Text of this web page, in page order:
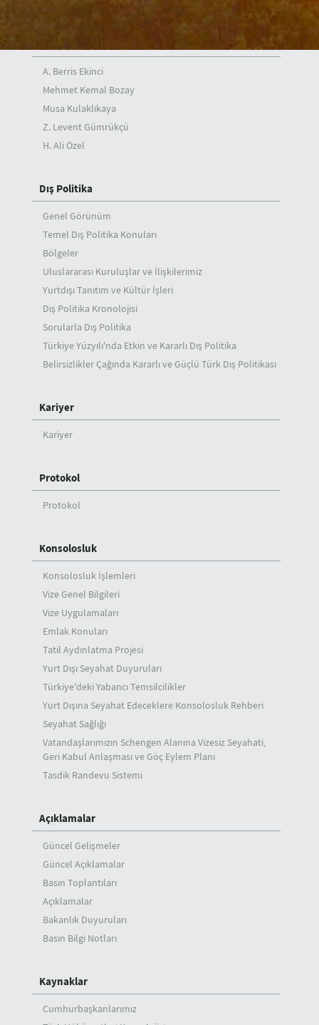
Bakan Yardımcıları
A. Berris Ekinci
Mehmet Kemal Bozay
Musa Kulaklıkaya
Z. Levent Gümrükçü
H. Ali Özel
Dış Politika
Genel Görünüm
Temel Dış Politika Konuları
Bölgeler
Uluslararası Kuruluşlar ve İlişkilerimiz
Yurtdışı Tanıtım ve Kültür İşleri
Dış Politika Kronolojisi
Sorularla Dış Politika
Türkiye Yüzyılı'nda Etkin ve Kararlı Dış Politika
Belirsizlikler Çağında Kararlı ve Güçlü Türk Dış Politikası
Kariyer
Kariyer
Protokol
Protokol
Konsolosluk
Konsolosluk İşlemleri
Vize Genel Bilgileri
Vize Uygulamaları
Emlak Konuları
Tatil Aydınlatma Projesi
Yurt Dışı Seyahat Duyuruları
Türkiye'deki Yabancı Temsilcilikler
Yurt Dışına Seyahat Edeceklere Konsolosluk Rehberi
Seyahat Sağlığı
Vatandaşlarımızın Schengen Alanına Vizesiz Seyahati,
Geri Kabul Anlaşması ve Göç Eylem Planı
Tasdik Randevu Sistemi
Açıklamalar
Güncel Gelişmeler
Güncel Açıklamalar
Basın Toplantıları
Açıklamalar
Bakanlık Duyuruları
Basın Bilgi Notları
Kaynaklar
Cumhurbaşkanlarımız